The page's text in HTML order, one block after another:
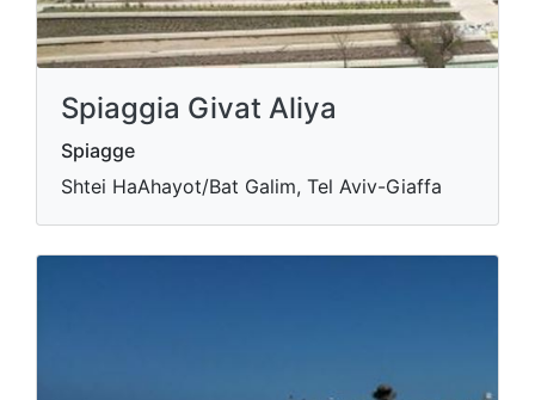
Spiaggia Givat Aliya
Spiagge
Shtei HaAhayot/Bat Galim, Tel Aviv-Giaffa